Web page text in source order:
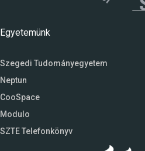
Egyetemünk
Szegedi Tudományegyetem
Neptun
CooSpace
Modulo
SZTE Telefonkönyv